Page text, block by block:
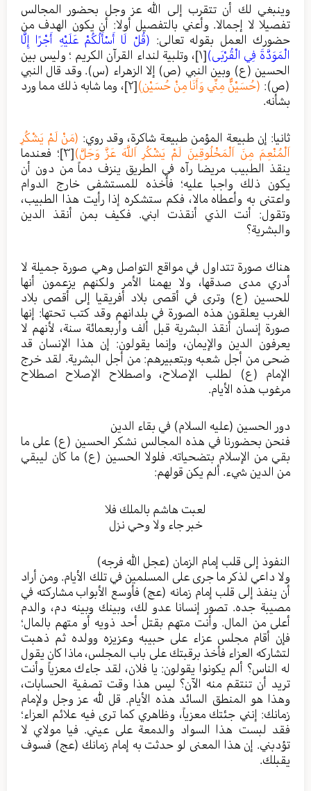
وينبغي لك أن تتقرب إلى الله عز وجل بحضور المجالس
تفصيلا لا إجمالا. وأعني بالتفصيل أولا: أن يكون الهدف من
حضورك العمل بقوله تعالى: (قُلْ لَا أَسْأَلُكُمْ عَلَيْهِ أَجْرًا إِلَّا
الْمَوَدَّةَ فِي الْقُرْبَى)[١] ، وتلبية لنداء القرآن الكريم ؛ وليس بين
الحسين (ع) وبين النبي (ص) إلا الزهراء (س). وقد قال النبي
(ص): (حُسَيْنٌّ مِنِّي وَأَنَا مِنْ حُسَيْنِ)[٢]
، وما شابه ذلك مما ورد
بشأنه.
ثانيا: إن طبيعة المؤمن طبيعة شاكرة، وقد روي: (مَنْ لَمْ يَشْكُرِ
اَلْمُنْعِمَ مِنَ اَلْمَخْلُوقِينَ لَمْ يَشْكُرِ اَللَّهَ عَزَّ وَجَلَّ)[٣]
؛ فعندما
ينقذ الطبيب مريضا رآه في الطريق ينزف دماً من دون أن
يكون ذلك واجبا عليه؛ فأخذه للمستشفى خارج الدوام
واعتنى به وأعطاه مالا، فكم ستشكره إذا رأيت هذا الطبيب،
وتقول: أنت الذي أنقذت ابني. فكيف بمن أنقذ الدين
والبشرية؟
هناك صورة تتداول في مواقع التواصل وهي صورة جميلة لا
أدري مدى صدقها، ولا يهمنا الأمر ولكنهم يزعمون أنها
للحسين (ع) وترى في أقصى بلاد أفريقيا إلى أقصى بلاد
الغرب يعلقون هذه الصورة في بلدانهم وقد كتب تحتها: إنها
صورة إنسان أنقذ البشرية قبل ألف وأربعمائة سنة، لأنهم لا
يعرفون الدين والإيمان، وإنما يقولون: إن هذا الإنسان قد
ضحى من أجل شعبه وبتعبيرهم: من أجل البشرية. لقد خرج
الإمام (ع) لطلب الإصلاح، واصطلاح الإصلاح اصطلاح
مرغوب هذه الأيام.
دور الحسين (عليه السلام) في بقاء الدين
فنحن بحضورنا في هذه المجالس نشكر الحسين (ع) على ما
بقي من الإسلام بتضحياته. فلولا الحسين (ع) ما كان ليبقي
من الدين شيء. ألم يكن قولهم:
لعبت هاشم بالملك فلا
خبر جاء ولا وحي نزل
النفوذ إلى قلب إمام الزمان (عجل الله فرجه)
ولا داعي لذكر ما جرى على المسلمين في تلك الأيام. ومن أراد
أن ينفذ إلى قلب إمام زمانه (عج) فأوسع الأبواب مشاركته في
مصيبة جده. تصور إنسانا عدو لك، وبينك وبينه دم، والدم
أعلى من المال. وأنت متهم بقتل أحد ذويه أو متهم بالمال؛
فإن أقام مجلس عزاء على حبيبه وعزيزه وولده ثم ذهبت
لتشاركه العزاء فأخذ برقبتك على باب المجلس، ماذا كان يقول
له الناس؟ ألم يكونوا يقولون: يا فلان، لقد جاءك معزياً وأنت
تريد أن تنتقم منه الآن؟ ليس هذا وقت تصفية الحسابات،
وهذا هو المنطق السائد هذه الأيام. قل لله عز وجل ولإمام
زمانك: إنني جئتك معزياً، وظاهري كما ترى فيه علائم العزاء؛
فقد لبست هذا السواد والدمعة على عيني. فيا مولاي لا
تؤدبني. إن هذا المعنى لو حدثت به إمام زمانك (عج) فسوف
يقبلك.